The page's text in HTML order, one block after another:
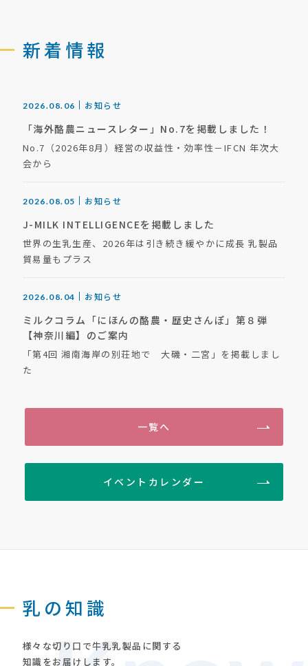
新着情報
2026.08.06 お知らせ
「海外酪農ニュースレター」No.7を掲載しました！
No.7（2026年8月）経営の収益性・効率性－IFCN 年次大
会から
2026.08.05 お知らせ
J-MILK INTELLIGENCEを掲載しました
世界の生乳生産、2026年は引き続き緩やかに成長 乳製品
貿易量もプラス
2026.08.04 お知らせ
ミルクコラム「にほんの酪農・歴史さんぽ」第８弾
【神奈川編】のご案内
「第4回 湘南海岸の別荘地で 大磯・二宮」を掲載しまし
た
一覧へ
イベントカレンダー
乳の知識
様々な切り口で牛乳乳製品に関する
知識をお届けします。